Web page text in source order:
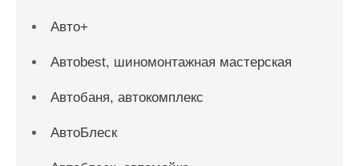
Авто+
Автоbest, шиномонтажная мастерская
Автобаня, автокомплекс
АвтоБлеск